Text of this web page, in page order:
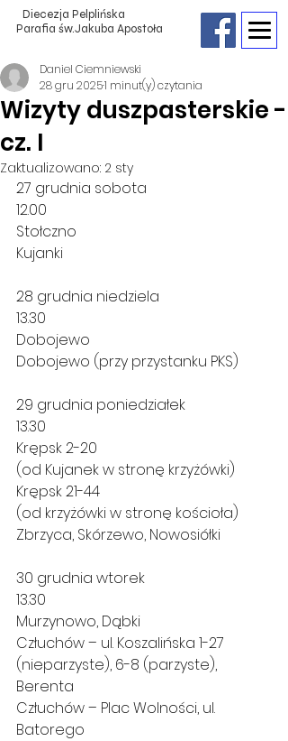
Parafia św.Jakuba Apostoła
Diecezja Pelplińska
Wizyty duszpasterskie -
cz. I
Daniel Ciemniewski
28 gru 20251 minut(y) czytania
Zaktualizowano: 2 sty
27 grudnia sobota
12.00
Stołczno
Kujanki
28 grudnia niedziela
13.30
Dobojewo
Dobojewo (przy przystanku PKS)
29 grudnia poniedziałek
13.30
Krępsk 2-20
(od Kujanek w stronę krzyżówki)
Krępsk 21-44
(od krzyżówki w stronę kościoła)
Zbrzyca, Skórzewo, Nowosiółki
30 grudnia wtorek
13.30
Murzynowo, Dąbki
Człuchów – ul. Koszalińska 1-27
(nieparzyste), 6-8 (parzyste),
Berenta
Człuchów – Plac Wolności, ul.
Batorego